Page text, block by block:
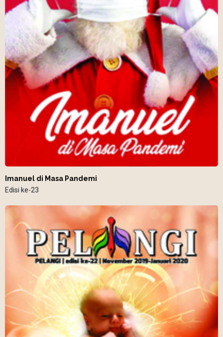
Imanuel di Masa Pandemi
Edisi ke-23